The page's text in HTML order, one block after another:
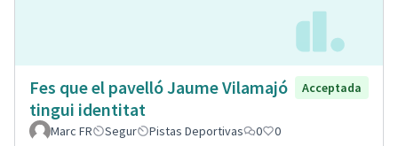
Fes que el pavelló Jaume Vilamajó
tingui identitat
Acceptada
Marc FR Segur Pistas Deportivas 0 0